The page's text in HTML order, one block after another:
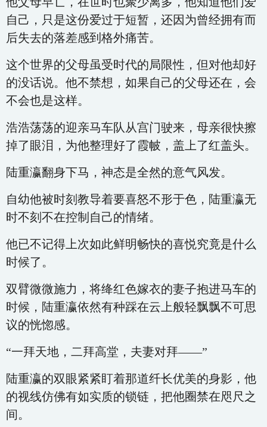
自己，只是这份爱过于短暂，还因为曾经拥有而
后失去的落差感到格外痛苦。
这个世界的父母虽受时代的局限性，但对他却好
的没话说。他不禁想，如果自己的父母还在，会
不会也是这样。
浩浩荡荡的迎亲马车队从宫门驶来，母亲很快擦
掉了眼泪，为他整理好了霞帔，盖上了红盖头。
陆重瀛翻身下马，神态是全然的意气风发。
自幼他被时刻教导着要喜怒不形于色，陆重瀛无
时不刻不在控制自己的情绪。
他已不记得上次如此鲜明畅快的喜悦究竟是什么
时候了。
双臂微微施力，将绛红色嫁衣的妻子抱进马车的
时候，陆重瀛依然有种踩在云上般轻飘飘不可思
议的恍惚感。
“一拜天地，二拜高堂，夫妻对拜——”
陆重瀛的双眼紧紧盯着那道纤长优美的身影，他
的视线仿佛有如实质的锁链，把他圈禁在咫尺之
间。